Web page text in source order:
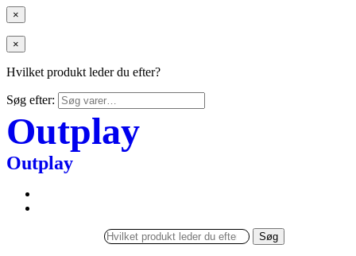
×
×
Hvilket produkt leder du efter?
Søg efter:
Outplay
Outplay
Søg